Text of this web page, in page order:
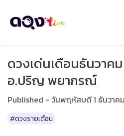
ดวงเด่นเดือนธันวาค
อ.ปริญ พยากรณ์
Published - วันพฤหัสบดี 1 ธันวาค
#ดวงรายเดือน